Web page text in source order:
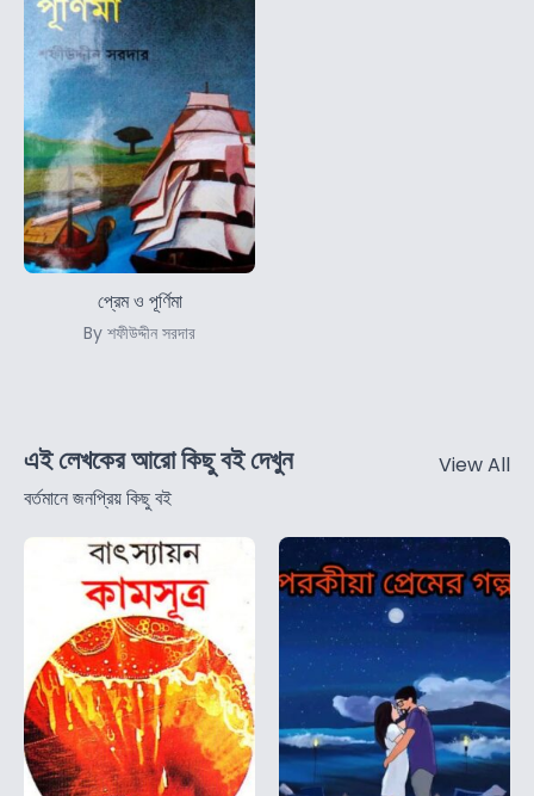
প্রেম ও পূর্ণিমা
By শফীউদ্দীন সরদার
এই লেখকের আরো কিছু বই দেখুন
বর্তমানে জনপ্রিয় কিছু বই
View All